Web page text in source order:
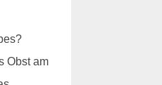
Obst am